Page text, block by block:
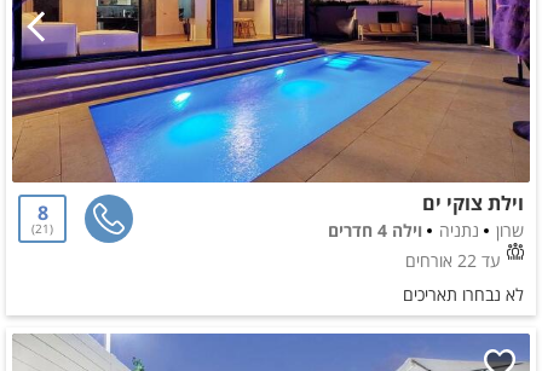
וילת צוקי ים
שרון נתניה
וילה 4 חדרים
עד 22 אורחים
8
21
לא נבחרו תאריכים